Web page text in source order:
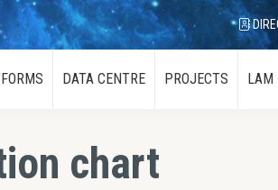
DATA CENTRE PROJECTS LAM
chart